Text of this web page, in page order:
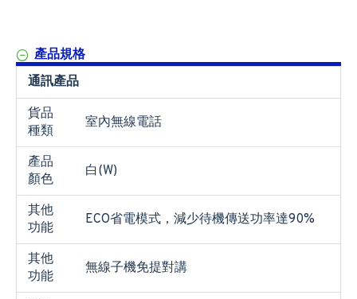
產品規格
通訊產品
貨品
種類
室內無線電話
產品
顏色
白(W)
其他
功能
ECO省電模式，減少待機傳送功率達90%
其他
功能
無線子機免提對講